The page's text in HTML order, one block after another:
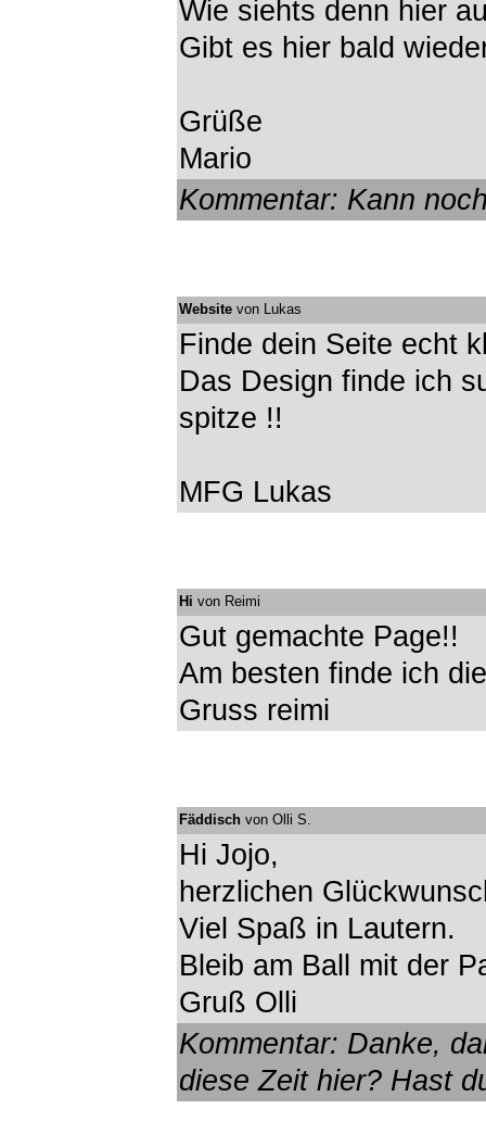
Wie siehts denn hier
Gibt es hier bald
Grüße
Mario
Kommentar: Kann
Website von Lukas
Finde dein Seite echt
Das Design finde ich
spitze !!
MFG Lukas
Hi von Reimi
Gut gemachte Page!!
Am besten finde ich
Gruss reimi
Fäddisch von Olli S.
Hi Jojo,
herzlichen
Viel Spaß in Lautern.
Bleib am Ball mit der
Gruß Olli
Kommentar: Danke,
diese Zeit hier? Hast